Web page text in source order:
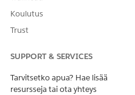
Koulutus
Trust
SUPPORT & SERVICES
Tarvitsetko apua? Hae lisää
resursseja tai ota yhteys